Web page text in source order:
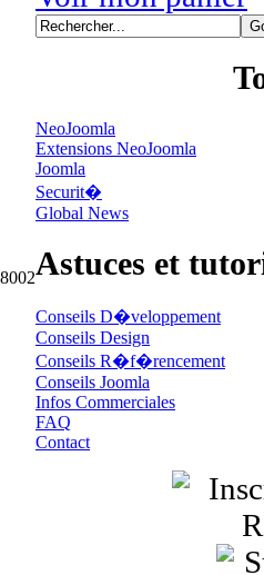
NeoJoomla
Extensions NeoJoomla
Joomla
Securit�
Global News
Astuces et
Conseils D�veloppement
Conseils Design
Conseils R�f�rencement
Conseils Joomla
Infos Commerciales
FAQ
Contact